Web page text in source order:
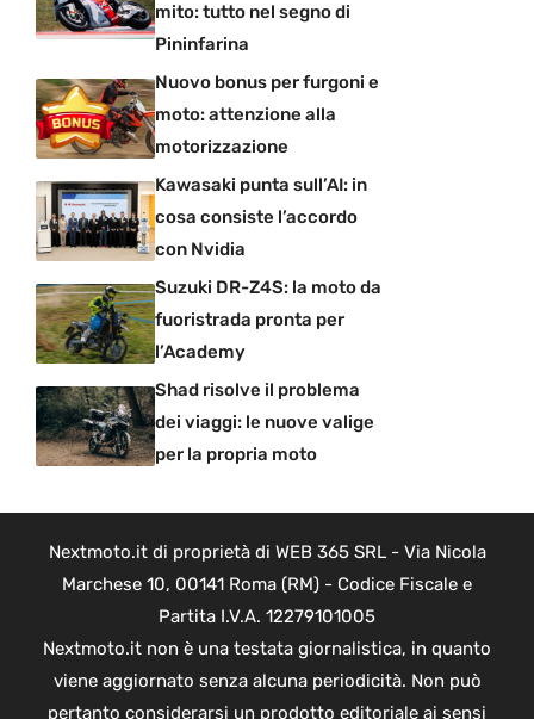
mito: tutto nel segno di
Pininfarina
Nuovo bonus per furgoni e
moto: attenzione alla
motorizzazione
Kawasaki punta sull’AI: in
cosa consiste l’accordo
con Nvidia
Suzuki DR-Z4S: la moto da
fuoristrada pronta per
l’Academy
Shad risolve il problema
dei viaggi: le nuove valige
per la propria moto
Nextmoto.it di proprietà di WEB 365 SRL - Via Nicola
Marchese 10, 00141 Roma (RM) - Codice Fiscale e
Partita I.V.A. 12279101005
Nextmoto.it non è una testata giornalistica, in quanto
viene aggiornato senza alcuna periodicità. Non può
pertanto considerarsi un prodotto editoriale ai sensi